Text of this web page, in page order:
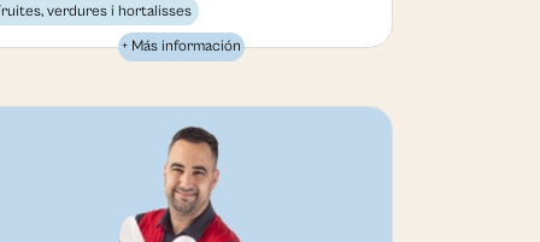
verdures i hortalisses
+ Más información